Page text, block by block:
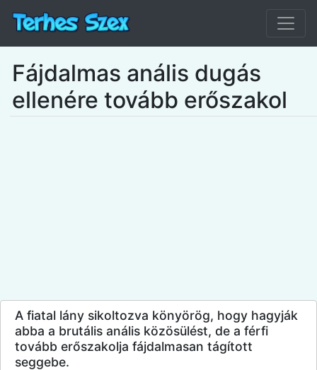
Fájdalmas anális dugás
ellenére tovább erőszakol
A fiatal lány sikoltozva könyörög, hogy hagyják
abba a brutális anális közösülést, de a férfi
tovább erőszakolja fájdalmasan tágított
seggebe.